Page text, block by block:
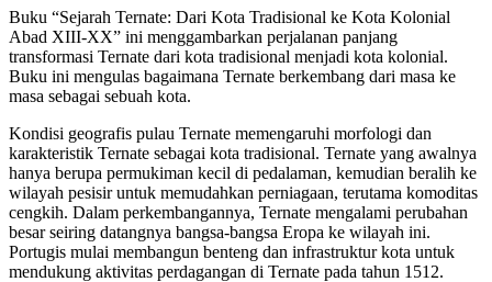
Buku “Sejarah Ternate: Dari Kota Tradisional ke Kota Kolonial
Abad XIII-XX” ini menggambarkan perjalanan panjang
transformasi Ternate dari kota tradisional menjadi kota kolonial.
Buku ini mengulas bagaimana Ternate berkembang dari masa ke
masa sebagai sebuah kota.
Kondisi geografis pulau Ternate memengaruhi morfologi dan
karakteristik Ternate sebagai kota tradisional. Ternate yang awalnya
hanya berupa permukiman kecil di pedalaman, kemudian beralih ke
wilayah pesisir untuk memudahkan perniagaan, terutama komoditas
cengkih. Dalam perkembangannya, Ternate mengalami perubahan
besar seiring datangnya bangsa-bangsa Eropa ke wilayah ini.
Portugis mulai membangun benteng dan infrastruktur kota untuk
mendukung aktivitas perdagangan di Ternate pada tahun 1512.